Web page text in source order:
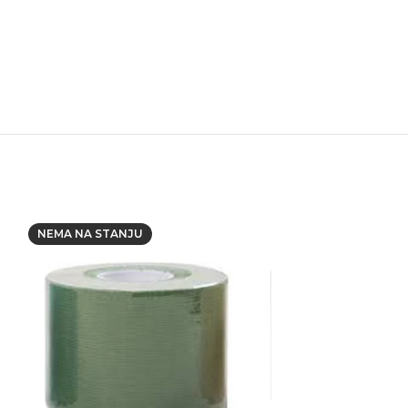
NEMA NA STANJU